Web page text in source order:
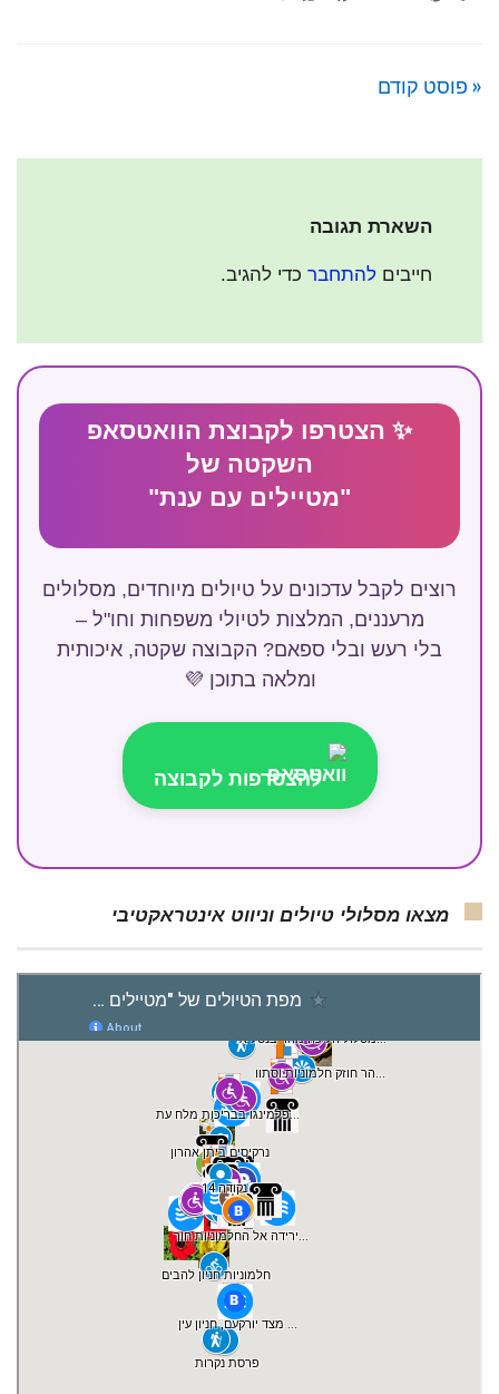
« פוסט קודם
השארת תגובה
חייבים להתחבר כדי להגיב.
✨ הצטרפו לקבוצת הוואטסאפ
השקטה של
"מטיילים עם ענת"
רוצים לקבל עדכונים על טיולים מיוחדים, מסלולים
מרעננים, המלצות לטיולי משפחות וחו"ל –
בלי רעש ובלי ספאם? הקבוצה שקטה, איכותית
ומלאה בתוכן 💜
להצטרפות לקבוצה
מצאו מסלולי טיולים וניווט אינטראקטיבי